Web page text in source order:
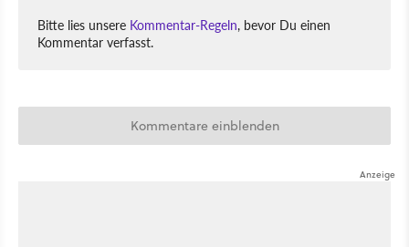
Bitte lies unsere Kommentar-Regeln, bevor Du einen
Kommentar verfasst.
Kommentare einblenden